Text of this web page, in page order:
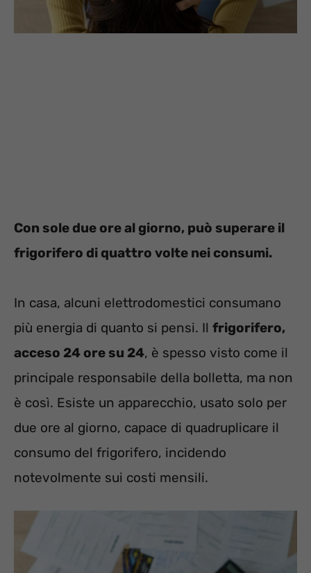
Con sole due ore al giorno, può superare il
frigorifero di quattro volte nei consumi.
In casa, alcuni elettrodomestici consumano
più energia di quanto si pensi. Il frigorifero,
acceso 24 ore su 24, è spesso visto come il
principale responsabile della bolletta, ma non
è così. Esiste un apparecchio, usato solo per
due ore al giorno, capace di quadruplicare il
consumo del frigorifero, incidendo
notevolmente sui costi mensili.